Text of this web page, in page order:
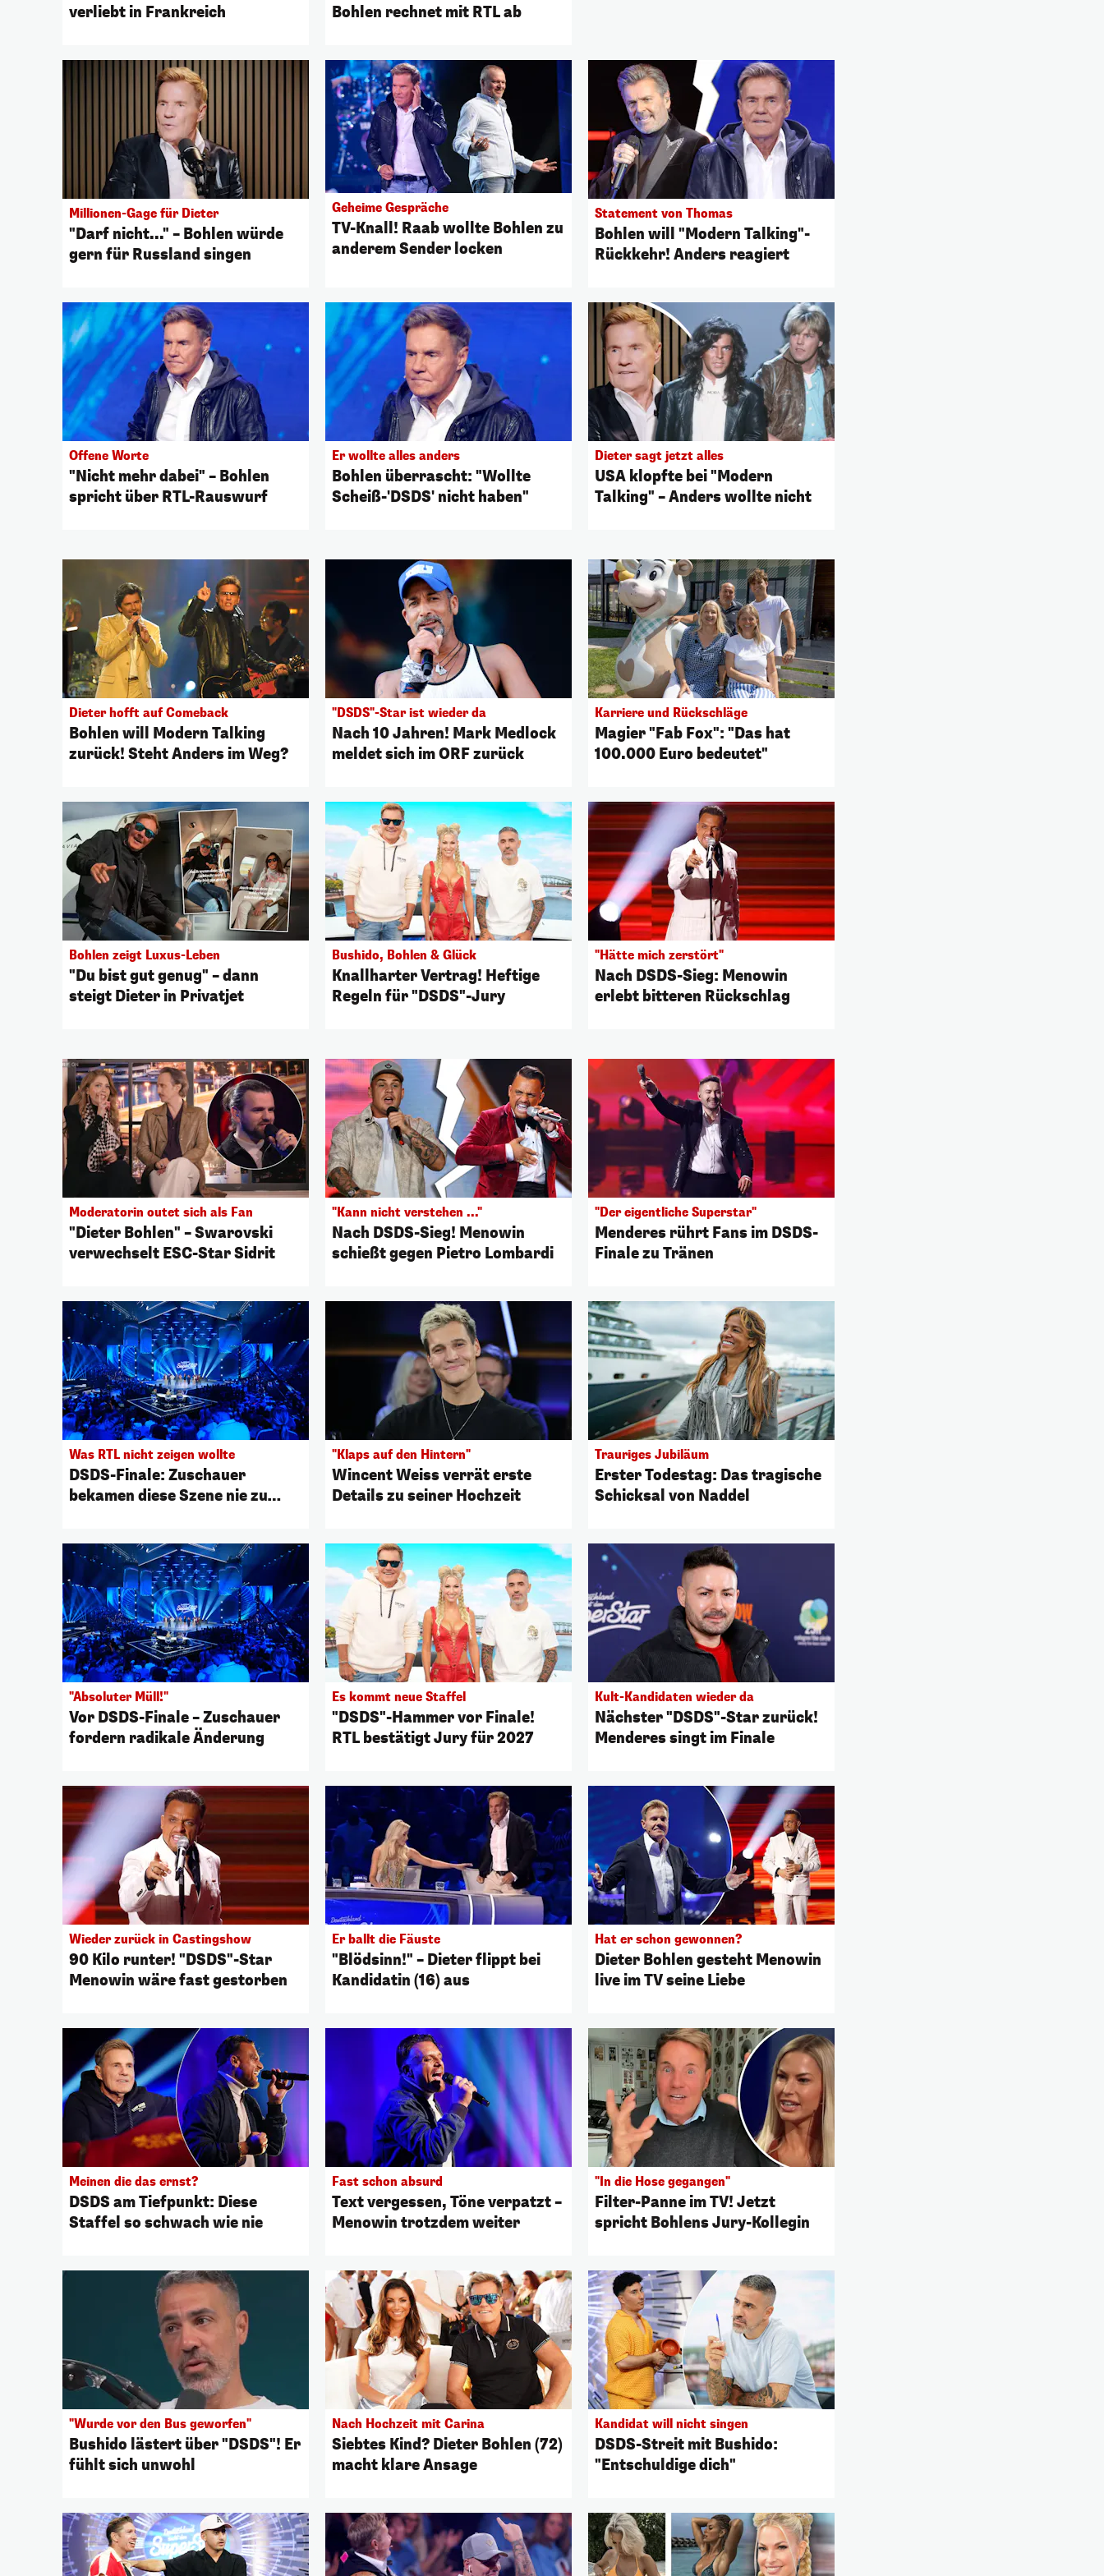
verliebt in Frankreich
Bohlen rechnet mit RTL ab
Millionen-Gage für Dieter
"Darf nicht..." – Bohlen würde
gern für Russland singen
Geheime Gespräche
TV-Knall! Raab wollte Bohlen zu
anderem Sender locken
Statement von Thomas
Bohlen will "Modern Talking"-
Rückkehr! Anders reagiert
Offene Worte
"Nicht mehr dabei" – Bohlen
spricht über RTL-Rauswurf
Er wollte alles anders
Bohlen überrascht: "Wollte
Scheiß-'DSDS' nicht haben"
Dieter sagt jetzt alles
USA klopfte bei "Modern
Talking" – Anders wollte nicht
Dieter hofft auf Comeback
Bohlen will Modern Talking
zurück! Steht Anders im Weg?
"DSDS"-Star ist wieder da
Nach 10 Jahren! Mark Medlock
meldet sich im ORF zurück
Karriere und Rückschläge
Magier "Fab Fox": "Das hat
100.000 Euro bedeutet"
Bohlen zeigt Luxus-Leben
"Du bist gut genug" – dann
steigt Dieter in Privatjet
Bushido, Bohlen & Glück
Knallharter Vertrag! Heftige
Regeln für "DSDS"-Jury
"Hätte mich zerstört"
Nach DSDS-Sieg: Menowin
erlebt bitteren Rückschlag
Moderatorin outet sich als Fan
"Dieter Bohlen" – Swarovski
verwechselt ESC-Star Sidrit
"Kann nicht verstehen ..."
Nach DSDS-Sieg! Menowin
schießt gegen Pietro Lombardi
"Der eigentliche Superstar"
Menderes rührt Fans im DSDS-
Finale zu Tränen
Was RTL nicht zeigen wollte
DSDS-Finale: Zuschauer
bekamen diese Szene nie zu
"Klaps auf den Hintern"
Wincent Weiss verrät erste
Details zu seiner Hochzeit
Trauriges Jubiläum
Erster Todestag: Das tragische
Schicksal von Naddel
"Absoluter Müll!"
Vor DSDS-Finale – Zuschauer
fordern radikale Änderung
Es kommt neue Staffel
"DSDS"-Hammer vor Finale!
RTL bestätigt Jury für 2027
Kult-Kandidaten wieder da
Nächster "DSDS"-Star zurück!
Menderes singt im Finale
Wieder zurück in Castingshow
90 Kilo runter! "DSDS"-Star
Menowin wäre fast gestorben
Er ballt die Fäuste
"Blödsinn!" – Dieter flippt bei
Kandidatin (16) aus
Hat er schon gewonnen?
Dieter Bohlen gesteht Menowin
live im TV seine Liebe
Meinen die das ernst?
DSDS am Tiefpunkt: Diese
Staffel so schwach wie nie
Fast schon absurd
Text vergessen, Töne verpatzt –
Menowin trotzdem weiter
"In die Hose gegangen"
Filter-Panne im TV! Jetzt
spricht Bohlens Jury-Kollegin
"Wurde vor den Bus geworfen"
Bushido lästert über "DSDS"! Er
fühlt sich unwohl
Nach Hochzeit mit Carina
Siebtes Kind? Dieter Bohlen (72)
macht klare Ansage
Kandidat will nicht singen
DSDS-Streit mit Bushido:
"Entschuldige dich"